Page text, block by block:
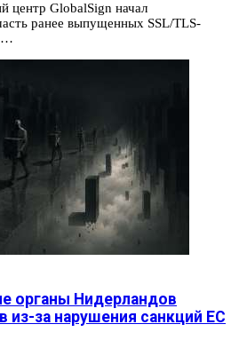
центр GlobalSign начал
ранее выпущенных SSL/TLS-
органы Нидерландов
из-за нарушения санкций ЕС